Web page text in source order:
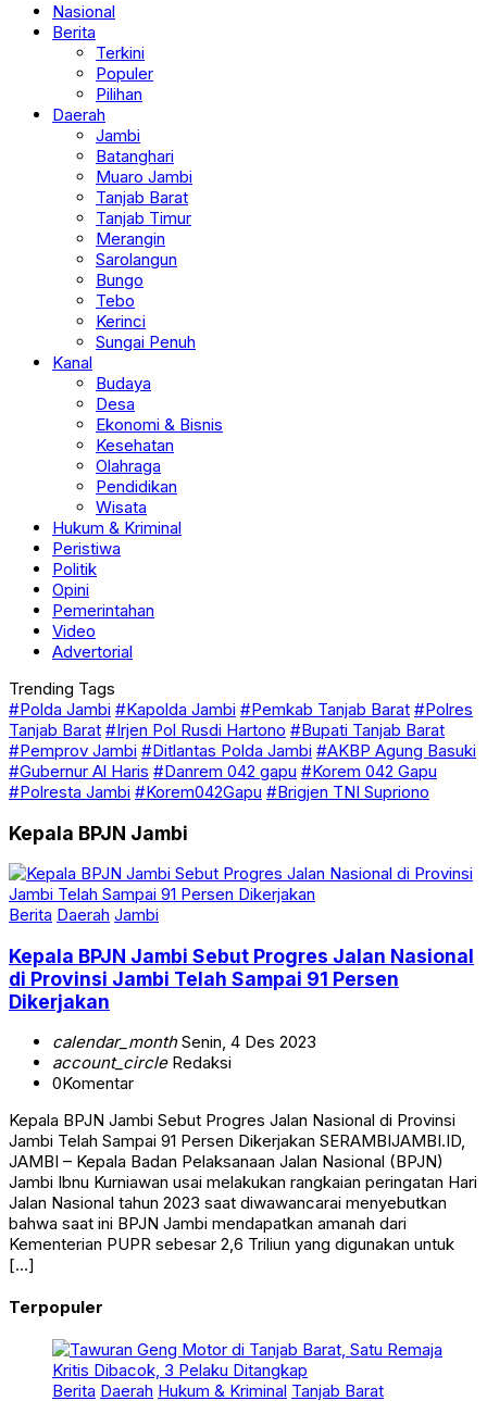
Nasional
Berita
Terkini
Populer
Pilihan
Daerah
Jambi
Batanghari
Muaro Jambi
Tanjab Barat
Tanjab Timur
Merangin
Sarolangun
Bungo
Tebo
Kerinci
Sungai Penuh
Kanal
Budaya
Desa
Ekonomi & Bisnis
Kesehatan
Olahraga
Pendidikan
Wisata
Hukum & Kriminal
Peristiwa
Politik
Opini
Pemerintahan
Video
Advertorial
Trending Tags
#Polda Jambi #Kapolda Jambi #Pemkab Tanjab Barat #Polres
Tanjab Barat #Irjen Pol Rusdi Hartono #Bupati Tanjab Barat
#Pemprov Jambi #Ditlantas Polda Jambi #AKBP Agung Basuki
#Gubernur Al Haris #Danrem 042 gapu #Korem 042 Gapu
#Polresta Jambi #Korem042Gapu #Brigjen TNI Supriono
Kepala BPJN Jambi
Berita Daerah Jambi
Kepala BPJN Jambi Sebut Progres Jalan Nasional
di Provinsi Jambi Telah Sampai 91 Persen
Dikerjakan
calendar_monthSenin, 4 Des 2023
account_circleRedaksi
0Komentar
Kepala BPJN Jambi Sebut Progres Jalan Nasional di Provinsi
Jambi Telah Sampai 91 Persen Dikerjakan SERAMBIJAMBI.ID,
JAMBI – Kepala Badan Pelaksanaan Jalan Nasional (BPJN)
Jambi Ibnu Kurniawan usai melakukan rangkaian peringatan Hari
Jalan Nasional tahun 2023 saat diwawancarai menyebutkan
bahwa saat ini BPJN Jambi mendapatkan amanah dari
Kementerian PUPR sebesar 2,6 Triliun yang digunakan untuk
[…]
Terpopuler
Berita Daerah Hukum & Kriminal Tanjab Barat